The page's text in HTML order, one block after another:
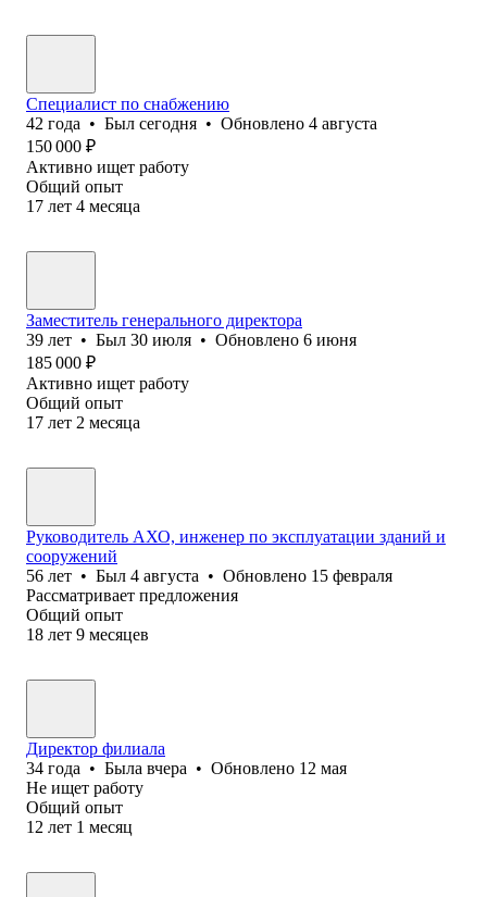
Специалист по снабжению
42 года • Был сегодня • Обновлено 4 августа
150 000 ₽
Активно ищет работу
Общий опыт
17 лет 4 месяца
Заместитель генерального директора
39 лет • Был 30 июля • Обновлено 6 июня
185 000 ₽
Активно ищет работу
Общий опыт
17 лет 2 месяца
Руководитель АХО, инженер по эксплуатации зданий и
сооружений
56 лет • Был 4 августа • Обновлено 15 февраля
Рассматривает предложения
Общий опыт
18 лет 9 месяцев
Директор филиала
34 года • Была вчера • Обновлено 12 мая
Не ищет работу
Общий опыт
12 лет 1 месяц